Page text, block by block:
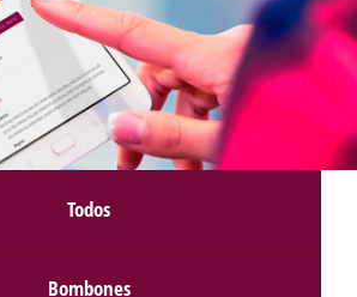
Todos
Bombones